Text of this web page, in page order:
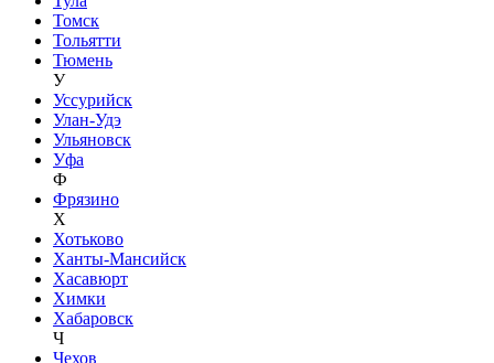
Томск
Тольятти
Тюмень
У
Уссурийск
Улан-Удэ
Ульяновск
Уфа
Ф
Фрязино
Х
Хотьково
Ханты-Мансийск
Хасавюрт
Химки
Хабаровск
Ч
Чехов